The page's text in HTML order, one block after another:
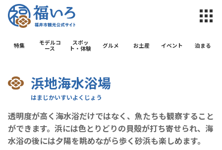
福井市観光
特集
モデルコ
ース
スポッ
ト・体験
グルメ お土産 イベント 泊まる
浜地海水浴場
透明度が高く海水浴だけではなく、魚たちも観察すること
ができます。浜には色とりどりの貝殻が打ち寄せられ、海
水浴の後には夕陽を眺めながら歩く砂浜も楽しめます。